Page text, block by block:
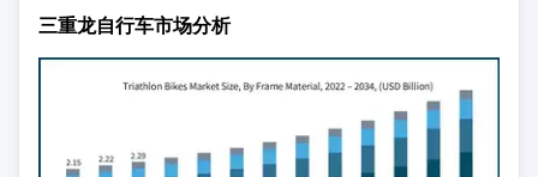
三重龙自行车市场分析